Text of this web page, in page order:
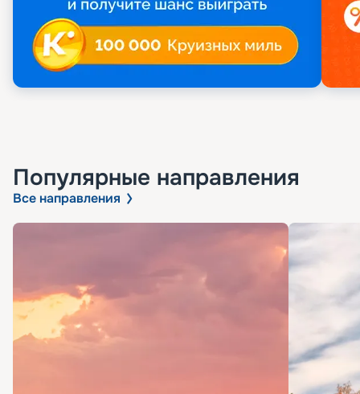
Популярные направления
Все направления